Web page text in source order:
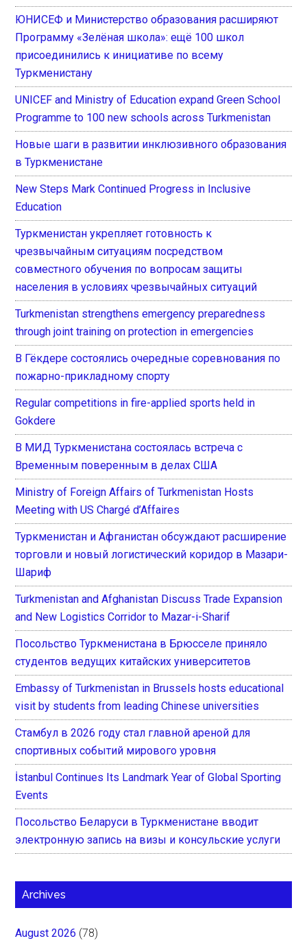
ЮНИСЕФ и Министерство образования расширяют
Программу «Зелёная школа»: ещё 100 школ
присоединились к инициативе по всему
Туркменистану
UNICEF and Ministry of Education expand Green School
Programme to 100 new schools across Turkmenistan
Новые шаги в развитии инклюзивного образования
в Туркменистане
New Steps Mark Continued Progress in Inclusive
Education
Туркменистан укрепляет готовность к
чрезвычайным ситуациям посредством
совместного обучения по вопросам защиты
населения в условиях чрезвычайных ситуаций
Turkmenistan strengthens emergency preparedness
through joint training on protection in emergencies
В Гёкдере состоялись очередные соревнования по
пожарно-прикладному спорту
Regular competitions in fire-applied sports held in
Gokdere
В МИД Туркменистана состоялась встреча с
Временным поверенным в делах США
Ministry of Foreign Affairs of Turkmenistan Hosts
Meeting with US Chargé d’Affaires
Туркменистан и Афганистан обсуждают расширение
торговли и новый логистический коридор в Мазари-
Шариф
Turkmenistan and Afghanistan Discuss Trade Expansion
and New Logistics Corridor to Mazar-i-Sharif
Посольство Туркменистана в Брюсселе приняло
студентов ведущих китайских университетов
Embassy of Turkmenistan in Brussels hosts educational
visit by students from leading Chinese universities
Стамбул в 2026 году стал главной ареной для
спортивных событий мирового уровня
İstanbul Continues Its Landmark Year of Global Sporting
Events
Посольство Беларуси в Туркменистане вводит
электронную запись на визы и консульские услуги
Archives
August 2026 (78)